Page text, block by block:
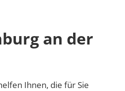
an der
Ihnen, die für Sie